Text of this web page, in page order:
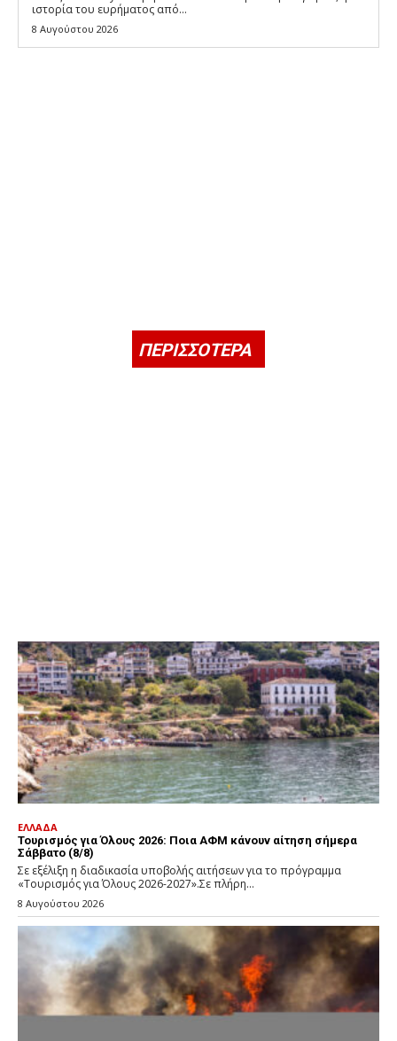
ιστορία του ευρήματος από...
8 Αυγούστου 2026
ΠΕΡΙΣΣΟΤΕΡΑ
ΕΛΛΑΔΑ
Τουρισμός για Όλους 2026: Ποια ΑΦΜ κάνουν αίτηση σήμερα
Σάββατο (8/8)
Σε εξέλιξη η διαδικασία υποβολής αιτήσεων για το πρόγραμμα
«Τουρισμός για Όλους 2026-2027».Σε πλήρη...
8 Αυγούστου 2026